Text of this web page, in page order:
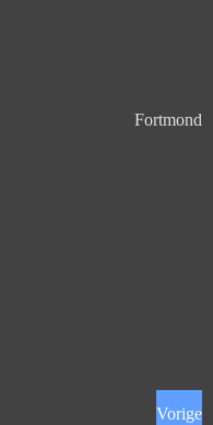
Fortmond
Vorige